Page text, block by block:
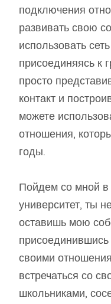
подключения
развивать свою
использовать
присоединяясь к
просто
контакт и
можете
отношения,
годы.
Пойдем со мной
университет, ты
оставишь мою
своими
встречаться со
школьниками,